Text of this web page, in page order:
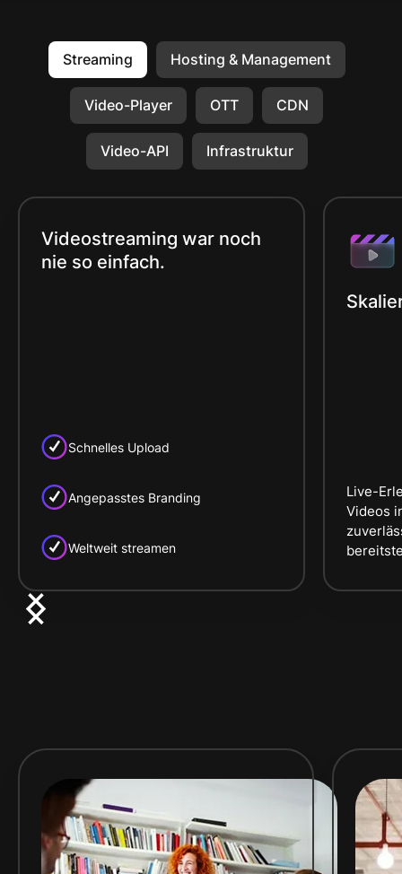
Streaming Hosting & Management
Video-Player OTT CDN
Video-API Infrastruktur
Videostreaming war noch
nie so einfach.
Schnelles Upload
Angepasstes Branding
Weltweit streamen
Live-
Videos